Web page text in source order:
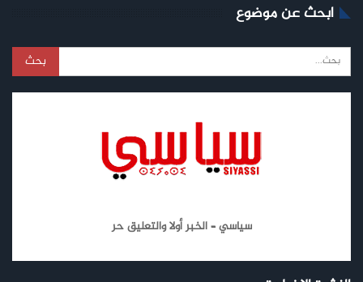
ابحث عن موضوع
سياسي – الخبر أولا والتعليق حر